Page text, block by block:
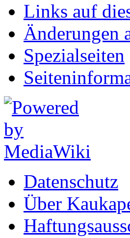
Links auf
Änderungen
Spezialseiten
Datenschutz
Über